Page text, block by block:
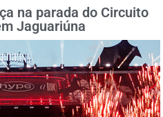
na parada do Circuito
Jaguariúna